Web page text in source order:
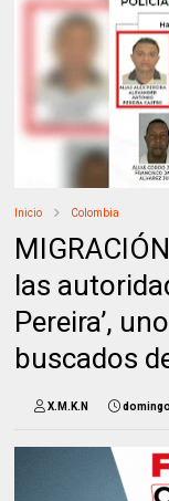
Inicio Colombia
las
Pereira’,
buscados
X.M.K.N